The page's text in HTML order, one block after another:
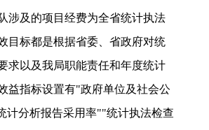
涉及的项目经费为全省统计执法
目标都是根据省委、省政府对统
求以及我局职能责任和年度统计
益指标设置有"政府单位及社会公
计分析报告采用率""统计执法检查